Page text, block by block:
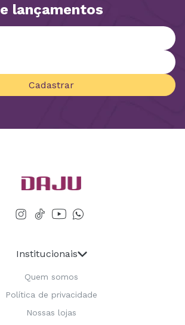
e lançamentos
Cadastrar
Institucionais
Quem somos
Política de privacidade
Nossas lojas